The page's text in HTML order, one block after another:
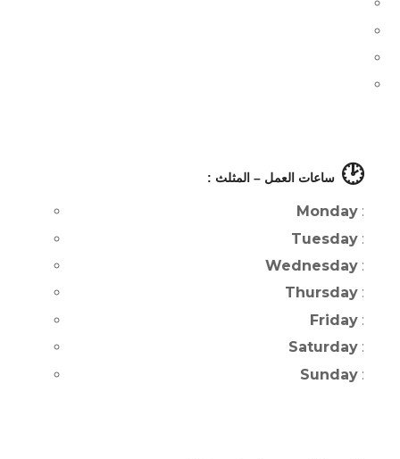
🕑 ساعات العمل – المثلث :
Monday :
Tuesday :
Wednesday :
Thursday :
Friday :
Saturday :
Sunday :